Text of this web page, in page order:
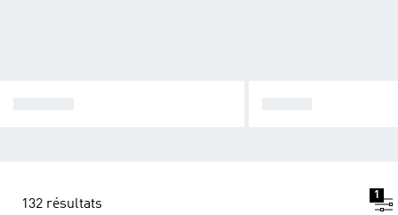
132 résultats
1